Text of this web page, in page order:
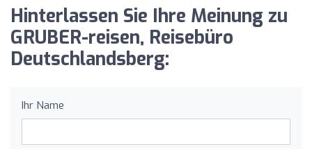
Hinterlassen Sie Ihre Meinung zu
GRUBER-reisen, Reisebüro
Deutschlandsberg:
Ihr Name